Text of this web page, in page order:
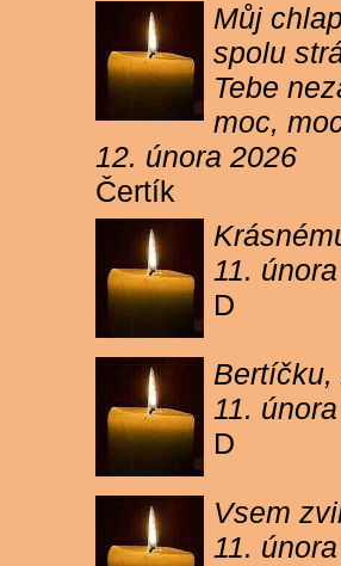
Můj
spolu
Tebe
moc,
12. února 2026
Čertík
11.
D
11.
D
Vsem
11.